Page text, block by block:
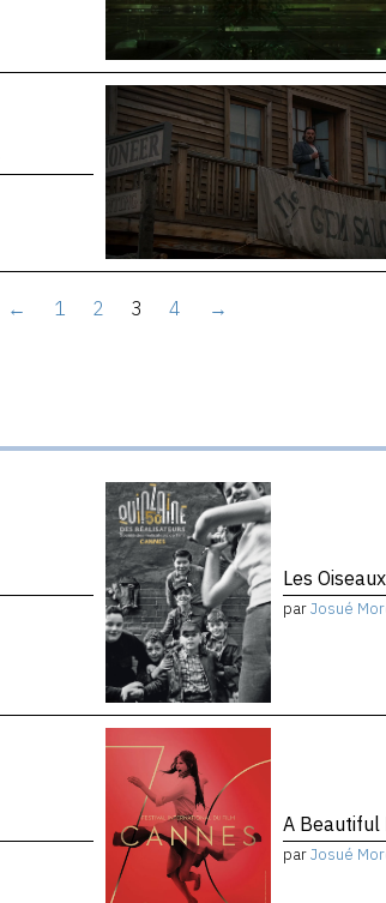
← 1 2 3 4 →
Les
parJosué
A Beautiful
parJosué